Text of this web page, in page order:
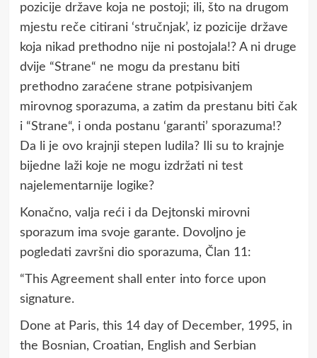
pozicije države koja ne postoji; ili, što na drugom
mjestu reče citirani ‘stručnjak’, iz pozicije države
koja nikad prethodno nije ni postojala!? A ni druge
dvije “Strane“ ne mogu da prestanu biti
prethodno zaraćene strane potpisivanjem
mirovnog sporazuma, a zatim da prestanu biti čak
i “Strane“, i onda postanu ‘garanti’ sporazuma!?
Da li je ovo krajnji stepen ludila? Ili su to krajnje
bijedne laži koje ne mogu izdržati ni test
najelementarnije logike?
Konačno, valja reći i da Dejtonski mirovni
sporazum ima svoje garante. Dovoljno je
pogledati završni dio sporazuma, Član 11:
“This Agreement shall enter into force upon
signature.
Done at Paris, this 14 day of December, 1995, in
the Bosnian, Croatian, English and Serbian